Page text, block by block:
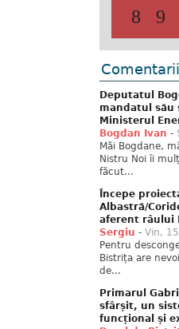
8
9
Comentarii
Deputatul
mandatul său
Ministerul
Bogdan Ivan -
Măi Bogdane,
Nistru Noi îi
făcut...
Începe
Albastră/
aferent râului
Sergiu - Vin,
Pentru
Bistrița are
de...
Primarul
sfârșit, un
funcțional și